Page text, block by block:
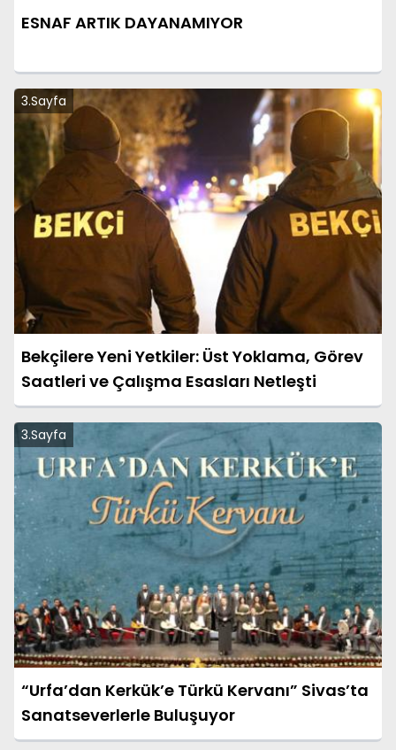
ESNAF ARTIK DAYANAMIYOR
3.Sayfa
Bekçilere Yeni Yetkiler: Üst Yoklama, Görev
Saatleri ve Çalışma Esasları Netleşti
3.Sayfa
“Urfa’dan Kerkük’e Türkü Kervanı” Sivas’ta
Sanatseverlerle Buluşuyor